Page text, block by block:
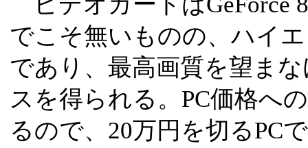
でこそ無いものの、ハイ
であり、最高画質を望ま
スを得られる。PC価格へ
るので、20万円を切るPC